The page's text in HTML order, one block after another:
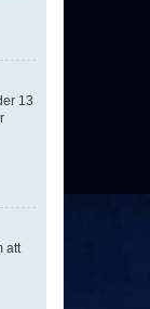
13
att